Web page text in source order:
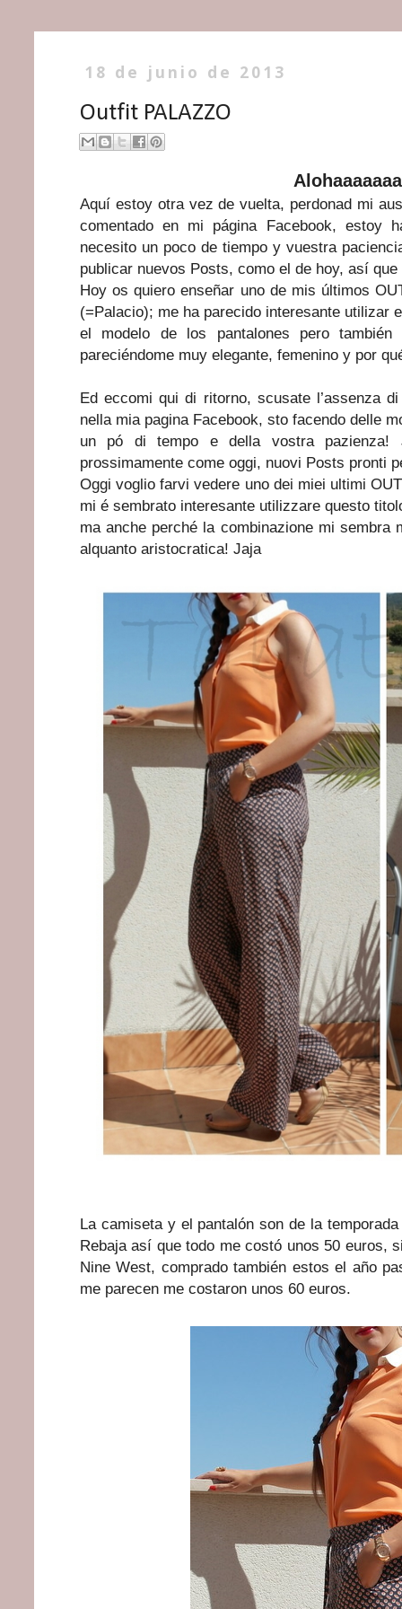
18 de junio de 2013
Outfit PALAZZO
Aquí estoy otra vez de vuelta, perdonad mi
comentado en mi página Facebook, estoy
necesito un poco de tiempo y vuestra
publicar nuevos Posts, como el de hoy, así
Hoy os quiero enseñar uno de mis últimos
(=Palacio); me ha parecido interesante utilizar
el modelo de los pantalones pero
pareciéndome muy elegante, femenino y por
Ed eccomi qui di ritorno, scusate l’assenza
nella mia pagina Facebook, sto facendo delle
un pó di tempo e della vostra pazienza!
prossimamente come oggi, nuovi Posts pronti
Oggi voglio farvi vedere uno dei miei ultimi
mi é sembrato interesante utilizzare questo
ma anche perché la combinazione mi sembra
alquanto aristocratica! Jaja
La camiseta y el pantalón son de la
Rebaja así que todo me costó unos 50 euros,
Nine West, comprado también estos el año
me parecen me costaron unos 60 euros.